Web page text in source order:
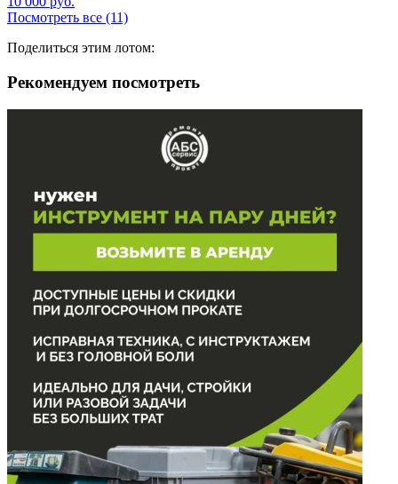
Посмотреть все (11)
Поделиться этим лотом:
Рекомендуем посмотреть